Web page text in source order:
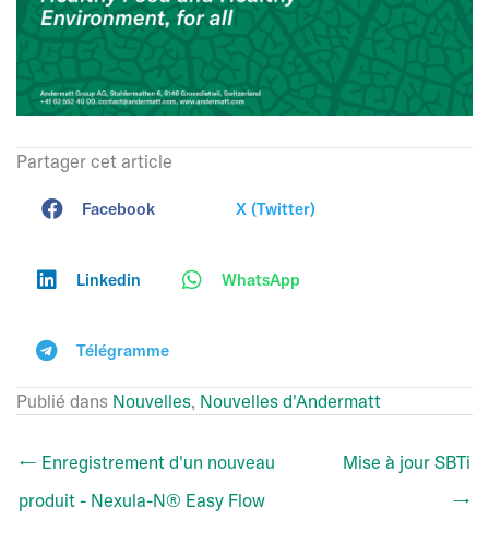
Partager cet article
Facebook X (Twitter)
Linkedin WhatsApp
Télégramme
Publié dans Nouvelles, Nouvelles d'Andermatt
← Enregistrement d'un nouveau
produit - Nexula-N® Easy Flow
Mise à jour SBTi
→